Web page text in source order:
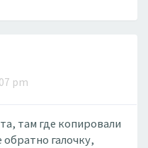
pm
там где копировали
галочку,